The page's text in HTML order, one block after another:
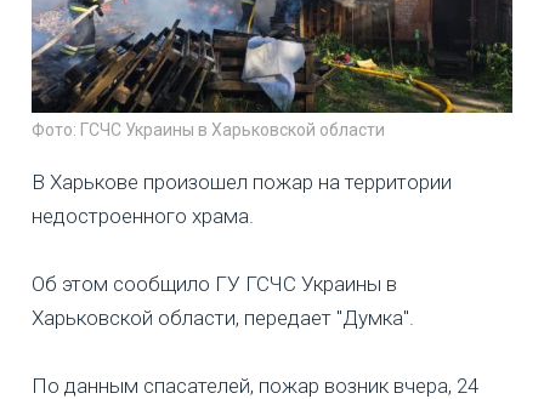
Фото: ГСЧС Украины в Харьковской области
В Харькове произошел пожар на территории
недостроенного храма.
Об этом сообщило ГУ ГСЧС Украины в
Харьковской области, передает "Думка".
По данным спасателей, пожар возник вчера, 24